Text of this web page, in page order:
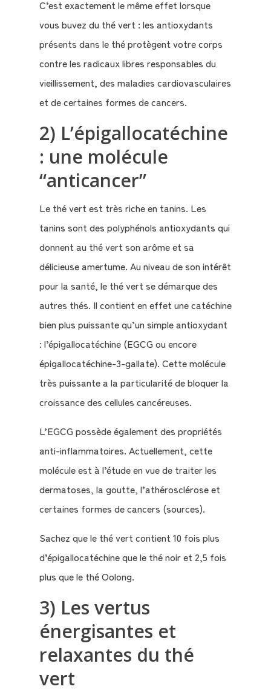
Qui
sommes-
nous
?
E-
books
La
Boutique
Le
Contact
Mon
compte
Mon
C’est exactement le même effet lorsque
vous buvez du thé vert : les antioxydants
présents dans le thé protègent votre corps
contre les radicaux libres responsables du
vieillissement, des maladies cardiovasculaires
et de certaines formes de cancers.
2) L’épigallocatéchine
: une molécule
“anticancer”
Le thé vert est très riche en tanins. Les
tanins sont des polyphénols antioxydants qui
donnent au thé vert son arôme et sa
délicieuse amertume. Au niveau de son intérêt
pour la santé, le thé vert se démarque des
autres thés. Il contient en effet une catéchine
bien plus puissante qu’un simple antioxydant
: l’épigallocatéchine (EGCG ou encore
épigallocatéchine-3-gallate). Cette molécule
très puissante a la particularité de bloquer la
croissance des cellules cancéreuses.
L’EGCG possède également des propriétés
anti-inflammatoires. Actuellement, cette
molécule est à l’étude en vue de traiter les
dermatoses, la goutte, l’athérosclérose et
certaines formes de cancers (sources).
Sachez que le thé vert contient 10 fois plus
d’épigallocatéchine que le thé noir et 2,5 fois
plus que le thé Oolong.
3) Les vertus
énergisantes et
relaxantes du thé
vert